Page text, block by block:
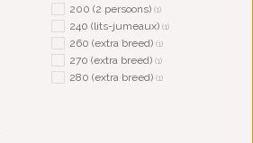
200 (2 persoons) (1)
240 (lits-jumeaux) (1)
260 (extra breed) (1)
270 (extra breed) (1)
280 (extra breed) (1)